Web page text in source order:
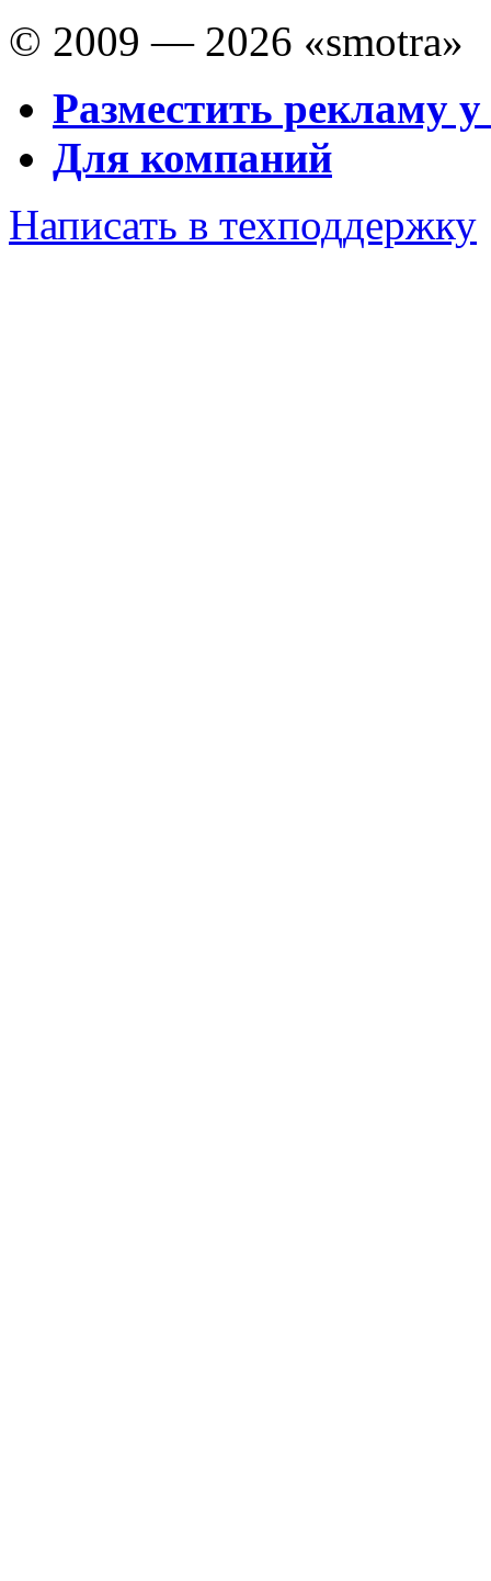
© 2009 — 2026 «smotra»
Разместить рекламу у
Для компаний
Написать в техподдержку